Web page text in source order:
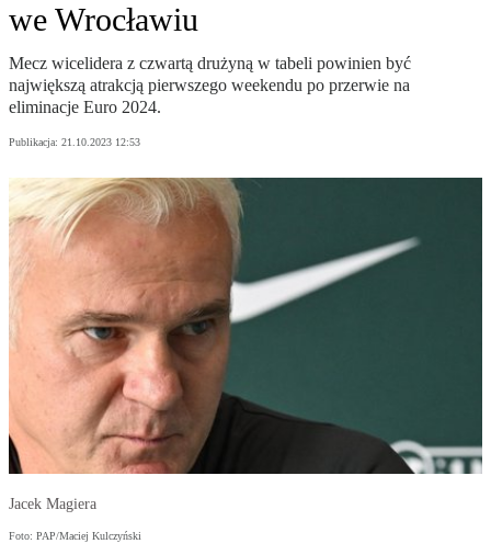
we Wrocławiu
Mecz wicelidera z czwartą drużyną w tabeli powinien być
największą atrakcją pierwszego weekendu po przerwie na
eliminacje Euro 2024.
Publikacja: 21.10.2023 12:53
Jacek Magiera
Foto: PAP/Maciej Kulczyński